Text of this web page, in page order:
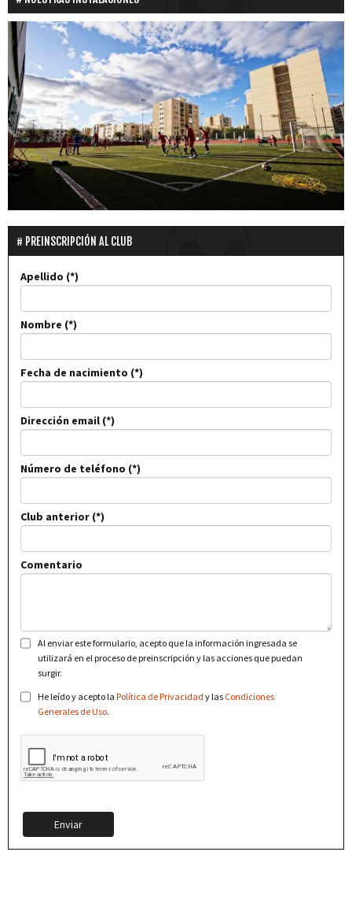
PREINSCRIPCIÓN AL CLUB
Apellido
Nombre
Fecha de nacimiento
Dirección email
Número de teléfono
Club anterior
Comentario
Al enviar este formulario, acepto que la información ingresada se
utilizará en el proceso de preinscripción y las acciones que puedan
surgir.
He leído y acepto la Política de Privacidad y las Condiciones
Generales de Uso.
Enviar